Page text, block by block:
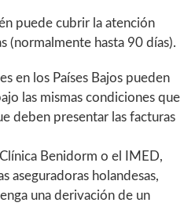
puede cubrir la atención
(normalmente hasta 90 días).
en los Países Bajos pueden
las mismas condiciones que
deben presentar las facturas
Benidorm o el IMED,
aseguradoras holandesas,
una derivación de un